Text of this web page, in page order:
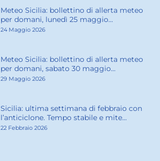
Meteo Sicilia: bollettino di allerta meteo
per domani, lunedì 25 maggio...
24 Maggio 2026
Meteo Sicilia: bollettino di allerta meteo
per domani, sabato 30 maggio...
29 Maggio 2026
Sicilia: ultima settimana di febbraio con
l’anticiclone. Tempo stabile e mite...
22 Febbraio 2026